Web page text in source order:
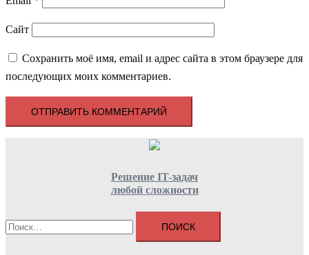
Сайт
Сохранить моё имя, email и адрес сайта в этом браузере для
последующих моих комментариев.
Решение IT-задач
любой сложности
Найти: